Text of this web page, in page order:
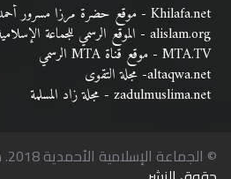
Khilafa.net - موقع حضرة مرزا مسرور أحمد نصره الله
alislam.org - الموقع الرسمي للجماعة الإسلامية الأحمدية باللغة الانجليزية
MTA.TV - موقع قناة MTA الرسمي
altaqwa.net- مجلة التقوى
zadulmuslima.net - مجلة زاد المسلمة
© الجماعة الإسلامية الأحمدية 2018. جميع الحقوق محفوظة. |